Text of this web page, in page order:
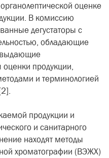
оценке
В комиссию
дегустаторы с
обладающие
выдающие
продукции,
и терминологией
продукции и
и санитарного
находят методы
хроматографии (ВЭЖХ)